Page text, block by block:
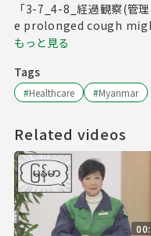
「3-7_4-8_経過観察(管
e prolonged cough
もっと見る
Tags
#Healthcare #Myanmar
Related videos